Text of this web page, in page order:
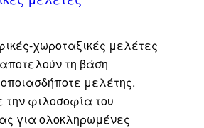
χωροταξικές μελέτες
τη βάση
μελέτης.
φιλοσοφία του
για ολοκληρωμένες